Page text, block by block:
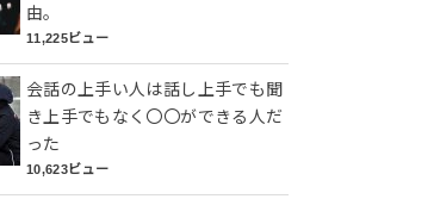
由。
11,225ビュー
会話の上手い人は話し上手でも聞
き上手でもなく〇〇ができる人だ
った
10,623ビュー